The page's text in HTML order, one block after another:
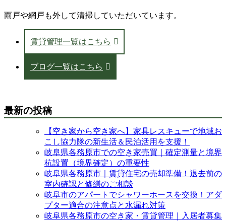
雨戸や網戸も外して清掃していただいています。
賃貸管理一覧はこちら
ブログ一覧はこちら
最新の投稿
【空き家から空き家へ】家具レスキューで地域お
こし協力隊の新生活＆民泊活用を支援！
岐阜県各務原市での空き家売買｜確定測量と境界
杭設置（境界確定）の重要性
岐阜県各務原市｜賃貸住宅の売却準備！退去前の
室内確認と修繕のご相談
岐阜市のアパートでシャワーホースを交換！アダ
プター適合の注意点と水漏れ対策
岐阜県各務原市の空き家・賃貸管理｜入居者募集